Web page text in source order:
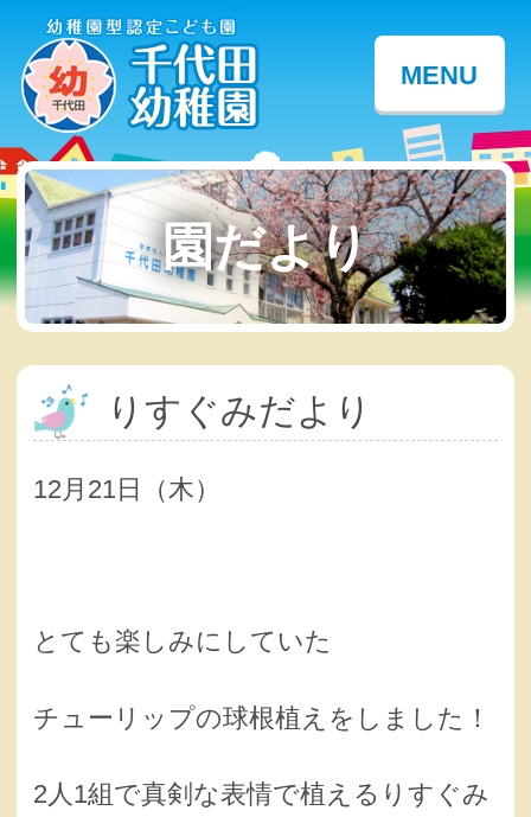
MENU
園だより
りすぐみだより
12月21日（木）
とても楽しみにしていた
チューリップの球根植えをしました！
2人1組で真剣な表情で植えるりすぐみ